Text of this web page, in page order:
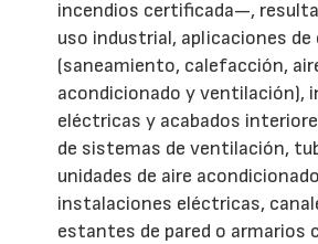
incendios certificada—, resulta
uso industrial, aplicaciones
(saneamiento, calefacción,
acondicionado y ventilación),
eléctricas y acabados
de sistemas de ventilación,
unidades de aire
instalaciones eléctricas,
estantes de pared o armarios